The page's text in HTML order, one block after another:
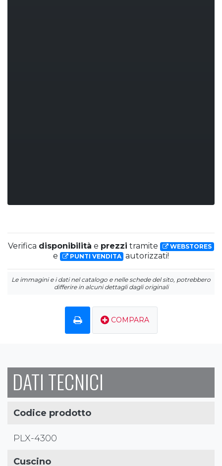
Verifica disponibilità e prezzi tramite WEBSTORES
e PUNTI VENDITA autorizzati!
Le immagini e i dati nel catalogo e nelle schede del sito, potrebbero
differire in alcuni dettagli dagli originali
COMPARA
DATI TECNICI
Codice prodotto
PLX-4300
Cuscino